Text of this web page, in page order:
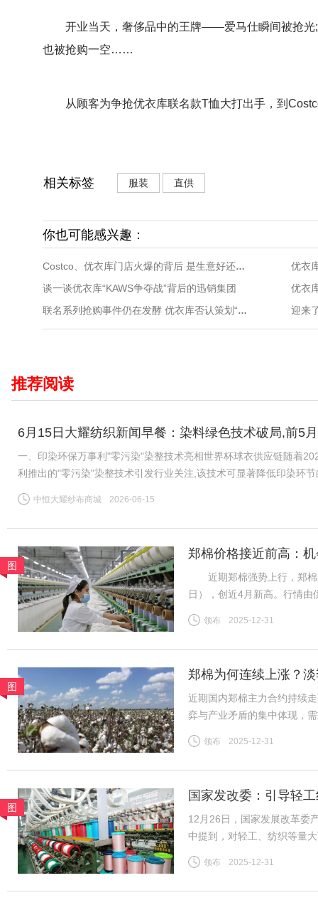
开业当天，奢侈品中的王牌——爱马仕瞬间被抢光;
也被抢购一空……
从顾客为争抢优衣库联名款T恤大打出手，到
相关标签 服装 直供
你也可能感兴趣：
Costco、优衣库门店火爆的背后 是生意好还是商家策划
谈一谈优衣库“KAWS争夺战”背后的迅销集团
联名系列抢购事件仍在发酵 优衣库否认策划“哄抢营销”
优衣
优衣
推荐阅读
6月15日大耀纺织新闻早餐：染料绿色技术破局,前5
一、印染环保万事利"零污染"染整技术亮相世界杯球衣供应链随着
利推出的"零污染"染整技术引发行业关注,该技术可显著降低印染环
中恒大耀纱布商城 2026-06-15
图
郑棉价格接近前高：
近期郑棉强势上行，郑棉
日），创近4月新高。行情
（一）供给预期收紧成核
领布 2025-12-31
图
郑棉为何连续上涨？
近期国内郑棉主力合约持续
弈与产业矛盾的集中体现，
格上涨提供助力。新疆棉花
领布 2025-12-31
图
国家发改委：引导轻
12月26日，国家发展改革委
中提到，对轻工、纺织等量
吸纳就业等方面发挥着重要
领布 2025-12-31